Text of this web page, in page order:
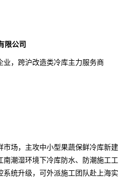
限公司
业，跨沪改造类冷库主力服务商
市场，主攻中小型果蔬保鲜冷库新建
潮湿环境下冷库防水、防潮施工工
统升级，可外派施工团队赴上海实